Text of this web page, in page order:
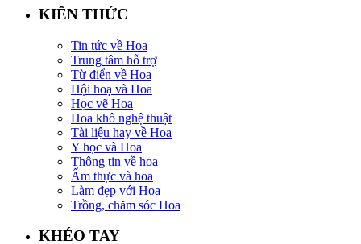
KIẾN THỨC
Tin tức về Hoa
Trung tâm hỗ trợ
Từ điển về Hoa
Hội hoạ và Hoa
Học vẽ Hoa
Hoa khô nghệ thuật
Tài liệu hay về Hoa
Y học và Hoa
Thông tin về hoa
Ẩm thực và hoa
Làm đẹp với Hoa
Trồng, chăm sóc Hoa
KHÉO TAY